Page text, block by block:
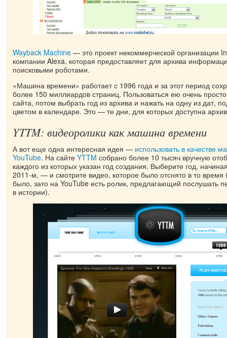
Wayback Machine — это проект некоммерческой организации
компании Alexa, которая предоставляет для архива
поисковыми роботами.
«Машина времени» работает с 1996 года и за этот период
более 150 миллиардов страниц. Пользоваться ею очень
сайта, потом выбрать год из архива и нажать на одну из дат,
цветом в календаре. Это — те дни, для которых доступна
YTTM: видеоролики как машина времени
А вот еще одна интересная идея — использовать в качестве
YouTube. На сайте YTTM собрано более 10 тысяч вручную
каждого из которых указан год создания. Выберите год,
2011-м, — и смотрите видео, которое было отснято в то
было, зато на YouTube есть ролик, предлагающий послушать
в истории).